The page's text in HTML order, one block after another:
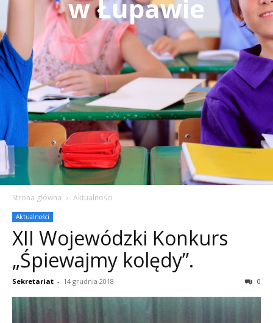
w Łupawie
Strona główna Aktualności
Aktualności
XII Wojewódzki Konkurs
„Śpiewajmy kolędy”.
Sekretariat - 14 grudnia 2018 0